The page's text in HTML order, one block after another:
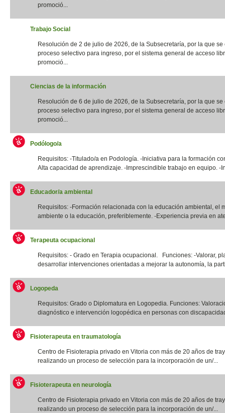
promoció...
Trabajo Social
Resolución de 2 de julio de 2026, de la Subsecretaría, por la que se
proceso selectivo para ingreso, por el sistema general de acceso
promoció...
Ciencias de la información
Resolución de 6 de julio de 2026, de la Subsecretaría, por la que se
proceso selectivo para ingreso, por el sistema general de acceso
promoció...
Podólogo/a
Requisitos: -Titulado/a en Podología. -Iniciativa para la formación
Alta capacidad de aprendizaje. -Imprescindible trabajo en equipo. -
Educador/a ambiental
Requisitos: -Formación relacionada con la educación ambiental, el
ambiente o la educación, preferiblemente. -Experiencia previa en
Terapeuta ocupacional
Requisitos: - Grado en Terapia ocupacional. Funciones: -Valorar,
desarrollar intervenciones orientadas a mejorar la autonomía, la
Logopeda
Requisitos: Grado o Diplomatura en Logopedia. Funciones:
diagnóstico e intervención logopédica en personas con
Fisioterapeuta en traumatología
Centro de Fisioterapia privado en Vitoria con más de 20 años de
realizando un proceso de selección para la incorporación de un/...
Fisioterapeuta en neurología
Centro de Fisioterapia privado en Vitoria con más de 20 años de
realizando un proceso de selección para la incorporación de un/...